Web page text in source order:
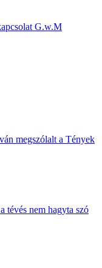
G.w.M
megszólalt a Tények
tévés nem hagyta szó